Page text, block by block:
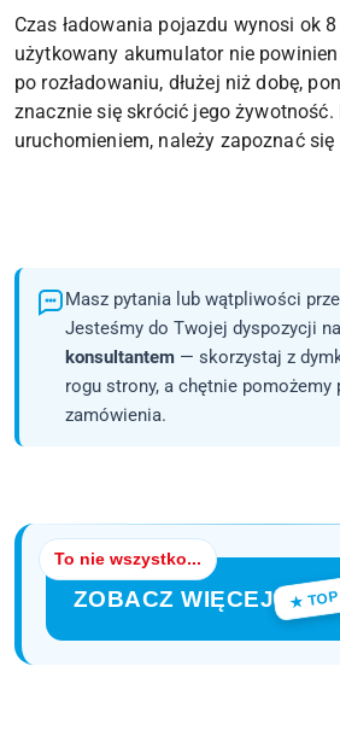
Czas ładowania pojazdu wynosi ok
użytkowany akumulator nie
po rozładowaniu, dłużej niż dobę,
znacznie się skrócić jego żywotność.
uruchomieniem, należy zapoznać
Masz pytania lub wątpliwości
Jesteśmy do Twojej dyspozycji na
konsultantem — skorzystaj z
rogu strony, a chętnie pomożemy
zamówienia.
To nie wszystko...
ZOBACZ WIĘCEJ ★ TOP